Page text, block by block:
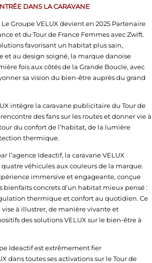
DANS LA CARAVANE
Le Groupe VELUX devient en 2025 Partenaire
et du Tour de France Femmes avec Zwift.
favorisant un habitat plus sain,
et au design soigné, la marque danoise
fois aux côtés de la Grande Boucle, avec
sa vision du bien-être auprès du grand
intègre la caravane publicitaire du Tour de
des fans sur les routes et donner vie à
du confort de l’habitat, de la lumière
thermique.
l’agence Ideactif, la caravane VELUX
quatre véhicules aux couleurs de la marque.
immersive et engageante, conçue
bienfaits concrets d’un habitat mieux pensé :
thermique et confort au quotidien. Ce
à illustrer, de manière vivante et
des solutions VELUX sur le bien-être à
Ideactif est extrêmement fier
dans toutes ses activations sur le Tour de